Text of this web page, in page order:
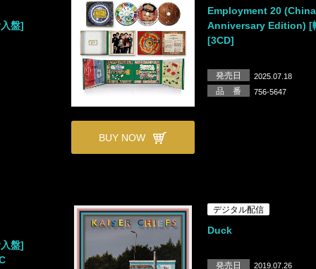
盤]
BUY NOW
Employment 20 (China
Anniversary Edition) [
[3CD]
発売日 2025.07.18
品 番 756-5647
盤]
デジタル配信
Duck
発売日 2019.07.26